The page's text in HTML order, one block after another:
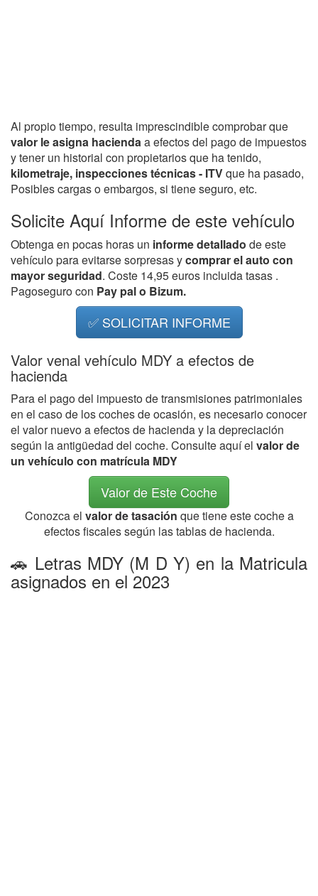
Al propio tiempo, resulta imprescindible comprobar que
valor le asigna haciendaa efectos del pago de impuestos
y tener un historial con propietarios que ha tenido,
kilometraje, inspecciones técnicas - ITVque ha pasado,
Posibles cargas o embargos, si tiene seguro, etc.
Solicite Aquí Informe de este vehículo
Obtenga en pocas horas un informe detallado de este
vehículo para evitarse sorpresas ycomprar el auto con
mayor seguridad. Coste 14,95 euros incluida tasas .
Pagoseguro con Pay pal o Bizum.
✅ SOLICITAR INFORME
Valor venal vehículo MDY a efectos de
hacienda
Para el pago del impuesto de transmisiones patrimoniales
en el caso de los coches de ocasión, es necesario conocer
el valor nuevo a efectos de hacienda y la depreciación
según la antigüedad del coche. Consulte aquí el valor de
un vehículo con matrícula MDY
Valor de Este Coche
Conozca el valor de tasación que tiene este coche a
efectos fiscales según las tablas de hacienda.
🚗 Letras MDY (M D Y) en la Matricula
asignados en el 2023